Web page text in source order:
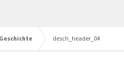
Geschichte desch_header_04